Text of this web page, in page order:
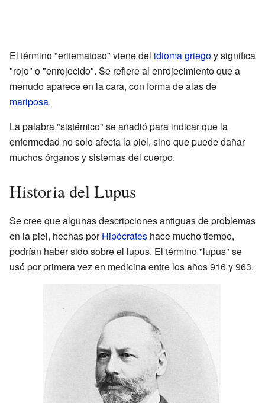
El término "eritematoso" viene del idioma griegoy significa
"rojo" o "enrojecido". Se refiere al enrojecimiento que a
menudo aparece en la cara, con forma de alas de
mariposa.
La palabra "sistémico" se añadió para indicar que la
enfermedad no solo afecta la piel, sino que puede dañar
muchos órganos y sistemas del cuerpo.
Historia del Lupus
Se cree que algunas descripciones antiguas de problemas
en la piel, hechas porHipócrates hace mucho tiempo,
podrían haber sido sobre el lupus. El término "lupus" se
usó por primera vez en medicina entre los años 916 y 963.